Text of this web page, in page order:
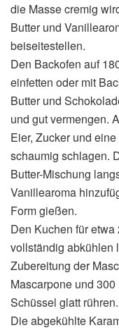
die Masse cremig
Butter und
beiseitestellen.
Den Backofen auf
einfetten oder mit
Butter und
und gut vermengen.
Eier, Zucker und
schaumig schlagen.
Butter-Mischung
Vanillearoma
Form gießen.
Den Kuchen für
vollständig abkühlen
Zubereitung der
Mascarpone und
Schüssel glatt rühren.
Die abgekühlte